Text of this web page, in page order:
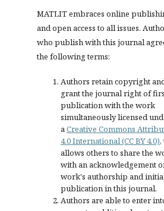
MATLIT embraces online
and open access to all issues.
who publish with this journal
the following terms:
Authors retain copyright
grant the journal right of
publication with the work
simultaneously licensed
aCreative Commons
4.0 International (CC BY 4.0),
allows others to share the
with an acknowledgement
work's authorship and
publication in this journal.
Authors are able to enter